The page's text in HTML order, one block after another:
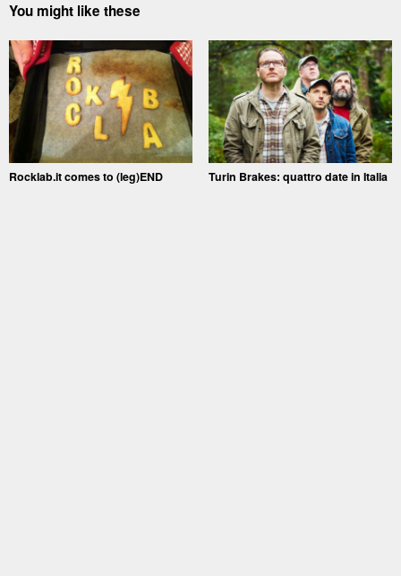
You might like these
Rocklab.it comes to (leg)END Turin Brakes: quattro date in Italia